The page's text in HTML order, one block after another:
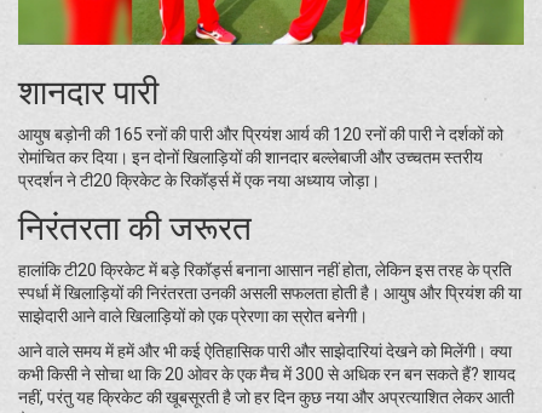
शानदार पारी
आयुष बड़ोनी की 165 रनों की पारी और प्रियंश आर्य की 120 रनों की पारी ने दर्शकों को
रोमांचित कर दिया। इन दोनों खिलाड़ियों की शानदार बल्लेबाजी और उच्चतम स्तरीय
प्रदर्शन ने टी20 क्रिकेट के रिकॉर्ड्स में एक नया अध्याय जोड़ा।
निरंतरता की जरूरत
हालांकि टी20 क्रिकेट में बड़े रिकॉर्ड्स बनाना आसान नहीं होता, लेकिन इस तरह के प्रति
स्पर्धा में खिलाड़ियों की निरंतरता उनकी असली सफलता होती है। आयुष और प्रियंश की या
साझेदारी आने वाले खिलाड़ियों को एक प्रेरणा का स्रोत बनेगी।
आने वाले समय में हमें और भी कई ऐतिहासिक पारी और साझेदारियां देखने को मिलेंगी। क्या
कभी किसी ने सोचा था कि 20 ओवर के एक मैच में 300 से अधिक रन बन सकते हैं? शायद
नहीं, परंतु यह क्रिकेट की खूबसूरती है जो हर दिन कुछ नया और अप्रत्याशित लेकर आती